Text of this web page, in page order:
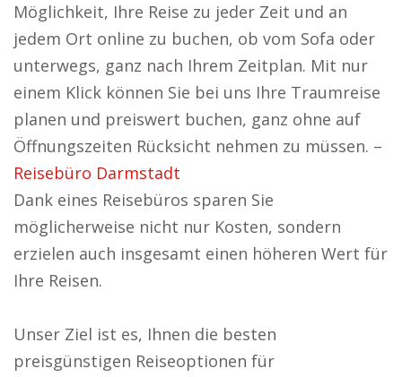
Möglichkeit, Ihre Reise zu jeder Zeit und an
jedem Ort online zu buchen, ob vom Sofa oder
unterwegs, ganz nach Ihrem Zeitplan. Mit nur
einem Klick können Sie bei uns Ihre Traumreise
planen und preiswert buchen, ganz ohne auf
Öffnungszeiten Rücksicht nehmen zu müssen. –
Reisebüro Darmstadt
Dank eines Reisebüros sparen Sie
möglicherweise nicht nur Kosten, sondern
erzielen auch insgesamt einen höheren Wert für
Ihre Reisen.
Unser Ziel ist es, Ihnen die besten
preisgünstigen Reiseoptionen für